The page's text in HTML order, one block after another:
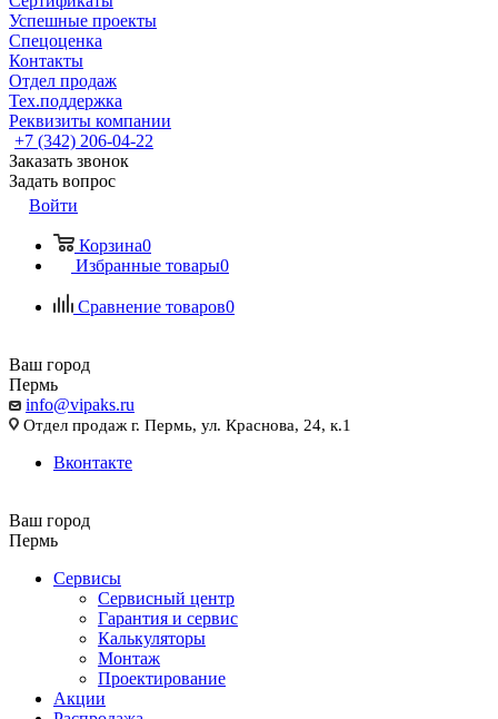
Успешные проекты
Спецоценка
Контакты
Отдел продаж
Тех.поддержка
Реквизиты компании
+7 (342) 206-04-22
Заказать звонок
Задать вопрос
Войти
Корзина0
Избранные товары0
Сравнение товаров0
Ваш город
Пермь
info@vipaks.ru
Отдел продаж г. Пермь, ул. Краснова, 24, к.1
Вконтакте
Ваш город
Пермь
Сервисы
Сервисный центр
Гарантия и сервис
Калькуляторы
Монтаж
Проектирование
Акции